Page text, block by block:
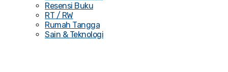
Resensi Buku
RT / RW
Rumah Tangga
Sain & Teknologi